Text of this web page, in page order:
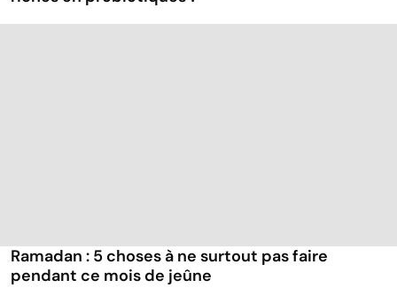
Ramadan : 5 choses à ne surtout pas faire
pendant ce mois de jeûne